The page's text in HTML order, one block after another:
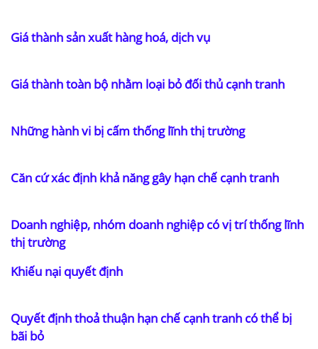
Giá thành sản xuất hàng hoá, dịch vụ
Giá thành toàn bộ nhằm loại bỏ đối thủ cạnh tranh
Những hành vi bị cấm thống lĩnh thị trường
Căn cứ xác định khả năng gây hạn chế cạnh tranh
Doanh nghiệp, nhóm doanh nghiệp có vị trí thống lĩnh
thị trường
Khiếu nại quyết định
Quyết định thoả thuận hạn chế cạnh tranh có thể bị
bãi bỏ